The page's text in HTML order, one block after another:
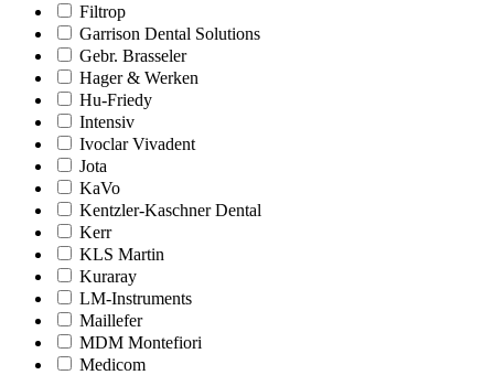
Filtrop
Garrison Dental Solutions
Gebr. Brasseler
Hager & Werken
Hu-Friedy
Intensiv
Ivoclar Vivadent
Jota
KaVo
Kentzler-Kaschner Dental
Kerr
KLS Martin
Kuraray
LM-Instruments
Maillefer
MDM Montefiori
Medicom